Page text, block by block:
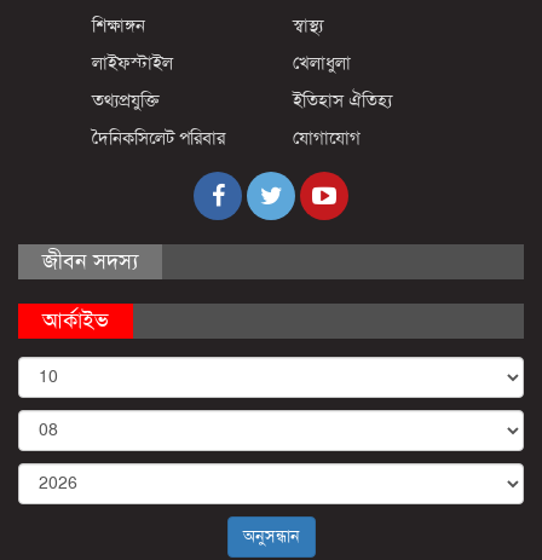
শিক্ষাঙ্গন
স্বাস্থ্য
লাইফস্টাইল
খেলাধুলা
তথ্যপ্রযুক্তি
ইতিহাস ঐতিহ্য
দৈনিকসিলেট পরিবার
যোগাযোগ
জীবন সদস্য
আর্কাইভ